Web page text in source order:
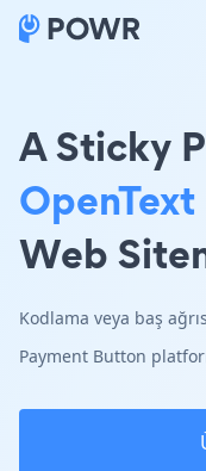
A Sticky
OpenText
Web
Kodlama veya baş
Payment Button